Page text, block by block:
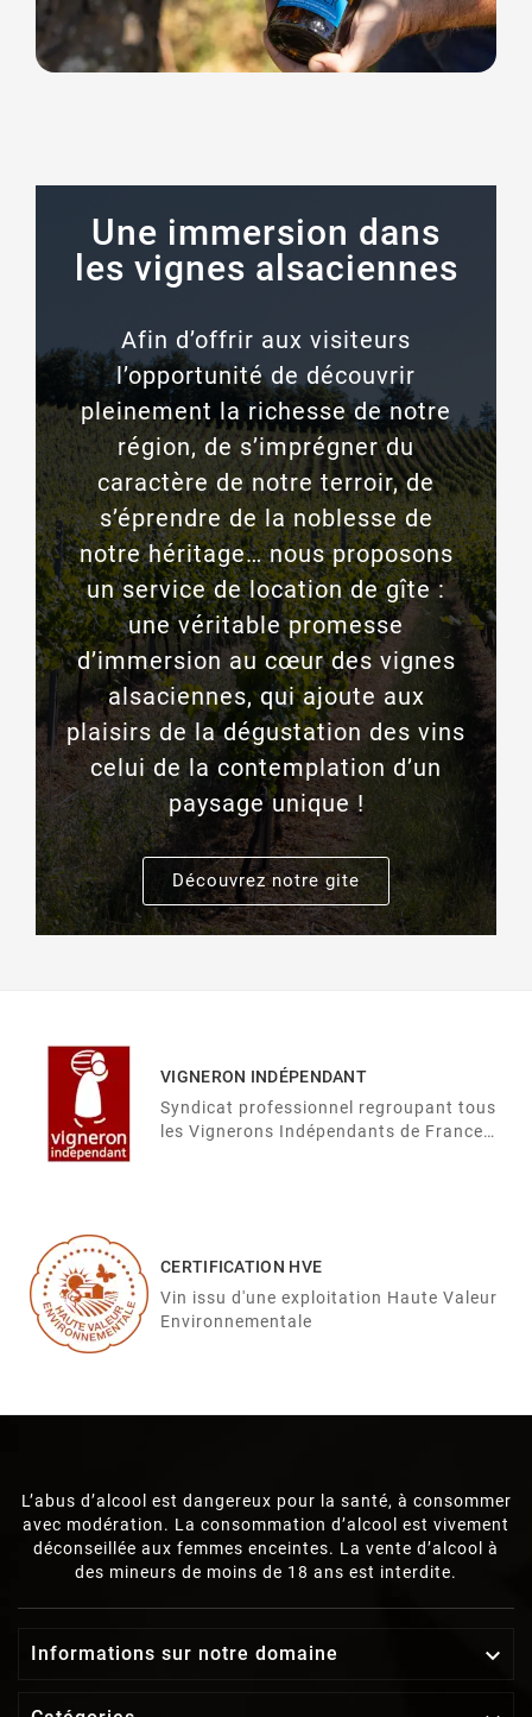
Une immersion dans
les vignes alsaciennes
Afin d’offrir aux visiteurs
l’opportunité de découvrir
pleinement la richesse de notre
région, de s’imprégner du
caractère de notre terroir, de
s’éprendre de la noblesse de
notre héritage… nous proposons
un service de location de gîte :
une véritable promesse
d’immersion au cœur des vignes
alsaciennes, qui ajoute aux
plaisirs de la dégustation des vins
celui de la contemplation d’un
paysage unique !
Découvrez notre gite
VIGNERON INDÉPENDANT
Syndicat professionnel regroupant tous
les Vignerons Indépendants de France
CERTIFICATION HVE
Vin issu d'une exploitation Haute Valeur
Environnementale
L’abus d’alcool est dangereux pour la santé, à consommer
avec modération. La consommation d’alcool est vivement
déconseillée aux femmes enceintes. La vente d’alcool à
des mineurs de moins de 18 ans est interdite.
Informations sur notre domaine 